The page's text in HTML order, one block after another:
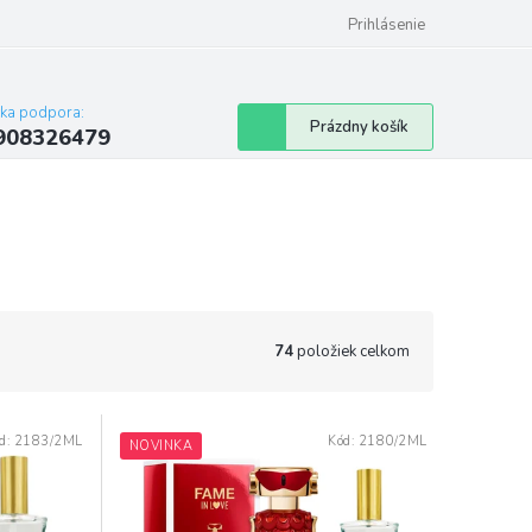
Prihlásenie
podpora:
Nákupný
košík
Prázdny košík
74položiek celkom
2183/2ML NOVINKA Kód: 2180/2ML